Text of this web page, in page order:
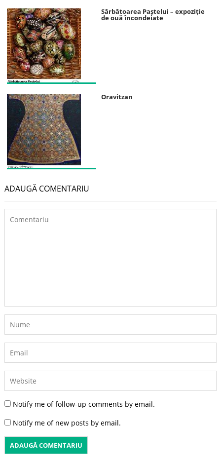
Sărbătoarea Paștelui – expoziție
de ouă încondeiate
Oravitzan
ADAUGĂ COMENTARIU
Notify me of follow-up comments by email.
Notify me of new posts by email.